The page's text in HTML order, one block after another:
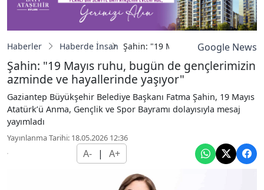
Haberler Haberde İnsan Şahin: "19 Mayıs ruhu, bugün de
Google News
Şahin: "19 Mayıs ruhu, bugün de gençlerimizin
azminde ve hayallerinde yaşıyor"
Gaziantep Büyükşehir Belediye Başkanı Fatma Şahin, 19 Mayıs
Atatürk’ü Anma, Gençlik ve Spor Bayramı dolayısıyla mesaj
yayımladı
Yayınlanma Tarihi: 18.05.2026 12:36
A- | A+